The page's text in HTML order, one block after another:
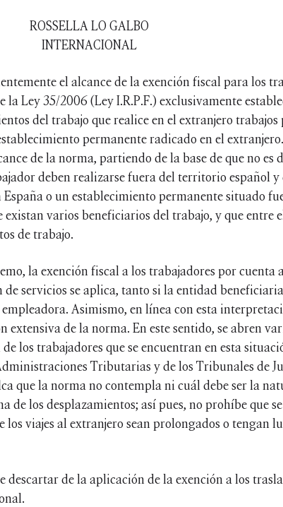
ROSSELLA LO GALBO
INTERNACIONAL
el alcance de la exención fiscal para los
Ley 35/2006 (Ley I.R.P.F.) exclusivamente
del trabajo que realice en el extranjero trabajos
permanente radicado en el
de la norma, partiendo de la base de que no es
deben realizarse fuera del territorio español y
o un establecimiento permanente situado
varios beneficiarios del trabajo, y que entre
de trabajo.
la exención fiscal a los trabajadores por cuenta
servicios se aplica, tanto si la entidad
Asimismo, en línea con esta
de la norma. En este sentido, se abren
los trabajadores que se encuentran en esta
Tributarias y de los Tribunales de
que la norma no contempla ni cuál debe ser la
de los desplazamientos; así pues, no prohíbe que
viajes al extranjero sean prolongados o tengan
descartar de la aplicación de la exención a los